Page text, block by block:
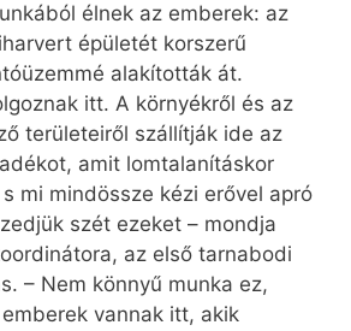
élnek az emberek: az
épületét korszerű
alakították át.
itt. A környékről és az
területeiről szállítják ide az
amit lomtalanításkor
mi mind­össze kézi erővel apró
szét ezeket – mondja
az első tarnabodi
– Nem könnyű munka ez,
vannak itt, akik